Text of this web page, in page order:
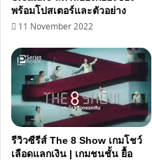
พร้อมโปสเตอร์และตัวอย่าง
11 November 2022
รีวิวซีรีส์ The 8 Show เกมโชว์
เลือดแลกเงิน | เกมชนชั้น ยื้อ